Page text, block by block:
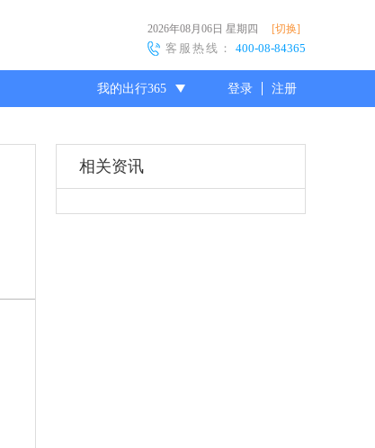
2026年08月06日 星期四 [切换]
客服热线： 400-08-84365
我的出行365 登录 注册
相关资讯